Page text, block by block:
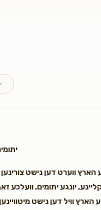
הארץ ווערט דען נישט
יונגע יתומים,
הארץ וויל דען נישט